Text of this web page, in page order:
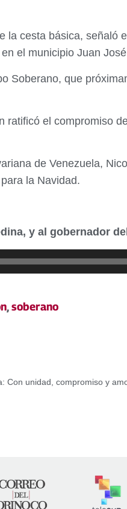
cesta básica, señaló
el municipio Juan
Soberano, que
el compromiso
de Venezuela,
la Navidad.
y al gobernador
,soberano
Con unidad, compromiso y